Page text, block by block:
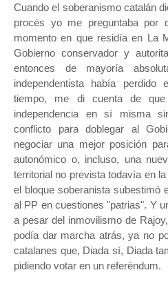
Cuando el soberanismo catalán
procés yo me preguntaba por
momento en que residía en La
Gobierno conservador y
entonces de mayoría
independentista había
tiempo, me di cuenta de
independencia en sí misma
conflicto para doblegar al
negociar una mejor posición
autonómico o, incluso, una
territorial no prevista todavía en
el bloque soberanista subestimó
al PP en cuestiones "patrias". Y
a pesar del inmovilismo de
podía dar marcha atrás, ya no
catalanes que, Diada sí, Diada
pidiendo votar en un referéndum.